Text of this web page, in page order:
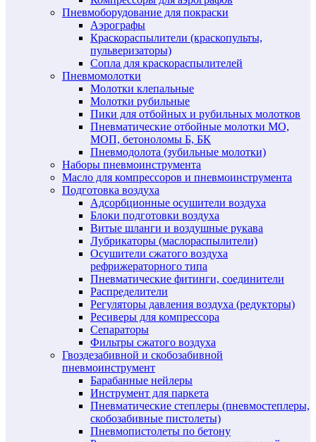
Пневмоборудование для покраски
Аэрографы
Краскораспылители (краскопульты,
пульверизаторы)
Сопла для краскораспылителей
Пневмомолотки
Молотки клепальные
Молотки рубильные
Пики для отбойных и рубильных молотков
Пневматические отбойные молотки МО,
МОП, бетоноломы Б, БК
Пневмодолота (зубильные молотки)
Наборы пневмоинструмента
Масло для компрессоров и пневмоинструмента
Подготовка воздуха
Адсорбционные осушители воздуха
Блоки подготовки воздуха
Витые шланги и воздушные рукава
Лубрикаторы (маслораспылители)
Осушители сжатого воздуха
рефрижераторного типа
Пневматические фитинги, соединители
Распределители
Регуляторы давления воздуха (редукторы)
Ресиверы для компрессора
Сепараторы
Фильтры сжатого воздуха
Гвоздезабивной и скобозабивной
пневмоинструмент
Барабанные нейлеры
Инструмент для паркета
Пневматические степлеры (пневмостеплеры,
скобозабивные пистолеты)
Пневмопистолеты по бетону